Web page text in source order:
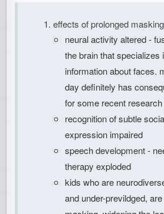
effects of prolonged masking
neural activity altered -
the brain that specializes
information about faces.
day definitely has
for some recent research
recognition of subtle
expression impaired
speech development -
therapy exploded
kids who are
and under-previldged,